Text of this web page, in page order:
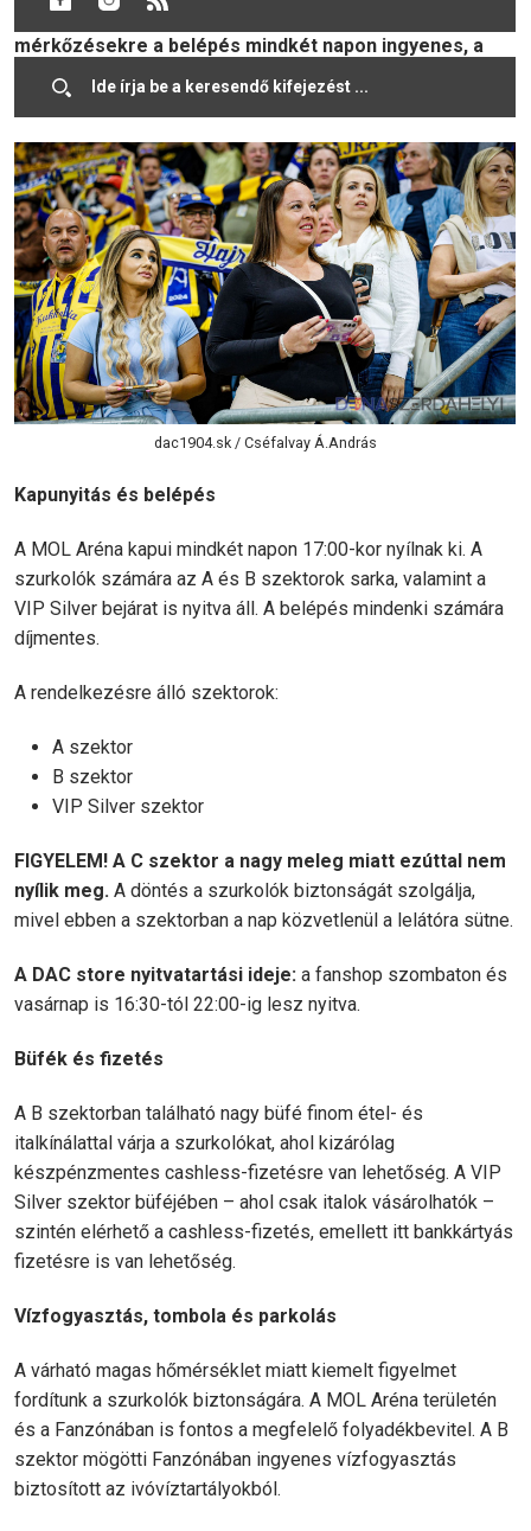
Csíkszereda és a TSC Topolya vesz részt. A
mérkőzésekre a belépés mindkét napon ingyenes, a
szurkolókat pedig a futball mellett számos
kísérőprogram is várja.
dac1904.sk / Cséfalvay Á.András
Kapunyitás és belépés
A MOL Aréna kapui mindkét napon 17:00-kor nyílnak ki. A
szurkolók számára az A és B szektorok sarka, valamint a
VIP Silver bejárat is nyitva áll. A belépés mindenki számára
díjmentes.
A rendelkezésre álló szektorok:
A szektor
B szektor
VIP Silver szektor
FIGYELEM! A C szektor a nagy meleg miatt ezúttal nem
nyílik meg. A döntés a szurkolók biztonságát szolgálja,
mivel ebben a szektorban a nap közvetlenül a lelátóra sütne.
A DAC store nyitvatartási ideje: a fanshop szombaton és
vasárnap is 16:30-tól 22:00-ig lesz nyitva.
Büfék és fizetés
A B szektorban található nagy büfé finom étel- és
italkínálattal várja a szurkolókat, ahol kizárólag
készpénzmentes cashless-fizetésre van lehetőség. A VIP
Silver szektor büféjében – ahol csak italok vásárolhatók –
szintén elérhető a cashless-fizetés, emellett itt bankkártyás
fizetésre is van lehetőség.
Vízfogyasztás, tombola és parkolás
A várható magas hőmérséklet miatt kiemelt figyelmet
fordítunk a szurkolók biztonságára. A MOL Aréna területén
és a Fanzónában is fontos a megfelelő folyadékbevitel. A B
szektor mögötti Fanzónában ingyenes vízfogyasztás
biztosított az ivóvíztartályokból.